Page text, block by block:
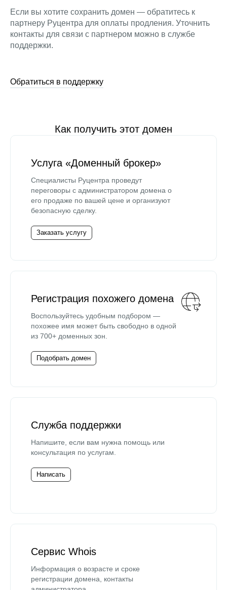
Если вы хотите сохранить домен — обратитесь к
партнеру Руцентра для оплаты продления. Уточнить
контакты для связи с партнером можно в службе
поддержки.
Обратиться в поддержку
Как получить этот домен
Услуга «Доменный брокер»
Специалисты Руцентра проведут
переговоры с администратором домена о
его продаже по вашей цене и организуют
безопасную сделку.
Заказать услугу
Регистрация похожего домена
Воспользуйтесь удобным подбором —
похожее имя может быть свободно в одной
из 700+ доменных зон.
Подобрать домен
Служба поддержки
Напишите, если вам нужна помощь или
консультация по услугам.
Написать
Сервис Whois
Информация о возрасте и сроке
регистрации домена, контакты